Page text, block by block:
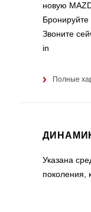
новую
Звоните
in
Полные
Указана
поколения,